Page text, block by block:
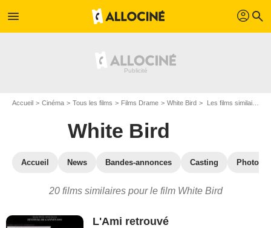
menu profil search
Accueil Cinéma Tous les films Films Drame White Bird Les films similaires à "White Bird"
White Bird
Accueil News Bandes-annonces Casting Photos
20 films similaires pour le film White Bird
L'Ami retrouvé